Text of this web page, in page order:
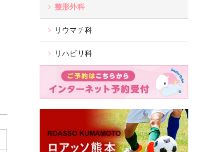
整形外科
リウマチ科
リハビリ科